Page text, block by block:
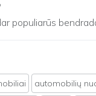
populiarūs
automobilių